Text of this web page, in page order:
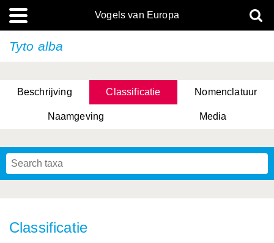
Vogels van Europa
Tyto alba
Beschrijving Classificatie Nomenclatuur
Naamgeving Media
Classificatie